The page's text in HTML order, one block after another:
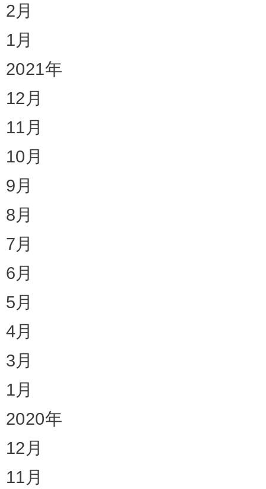
2月
1月
2021年
12月
11月
10月
9月
8月
7月
6月
5月
4月
3月
1月
2020年
12月
11月